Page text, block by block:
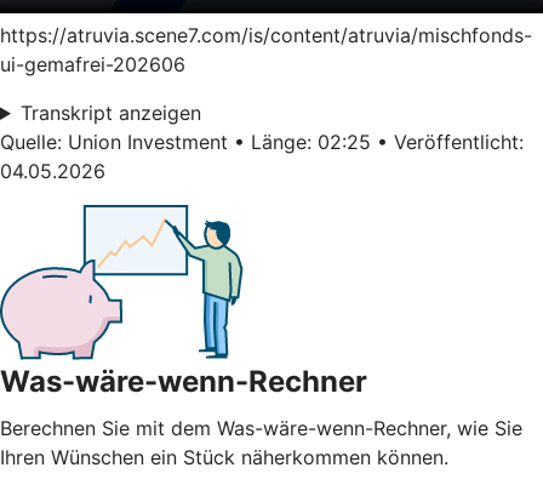
https://atruvia.scene7.com/is/content/atruvia/mischfonds-
ui-gemafrei-202606
Transkript anzeigen
Quelle: Union Investment • Länge: 02:25 • Veröffentlicht:
04.05.2026
Was-wäre-wenn-Rechner
Berechnen Sie mit dem Was-wäre-wenn-Rechner, wie Sie
Ihren Wünschen ein Stück näherkommen können.